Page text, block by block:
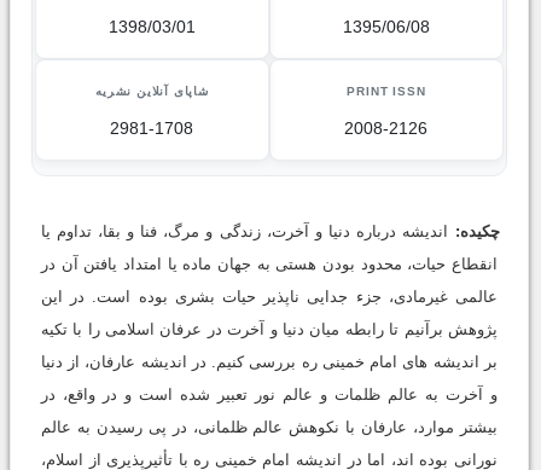
1395/06/08
1398/03/01
PRINT ISSN
2008-2126
شاپای آنلاین نشریه
2981-1708
چکیده: اندیشه درباره دنیا و آخرت، زندگى و مرگ، فنا و بقا، تداوم یا
انقطاع حیات، محدود بودن هستى به جهان ماده یا امتداد یافتن آن در
عالمى غیرمادى، جزء جدایی ناپذیر حیات بشری بوده است. در این
پژوهش برآنیم تا رابطه میان دنیا و آخرت در عرفان اسلامی را با تکیه
بر اندیشه های امام خمینی ره بررسی کنیم. در اندیشه عارفان، از دنیا
و آخرت به عالم ظلمات و عالم نور تعبیر شده است و در واقع، در
بیشتر موارد، عارفان با نکوهش عالم ظلمانی، در پی رسیدن به عالم
نورانی بوده اند، اما در اندیشه امام خمینی ره با تأثیرپذیری از اسلام،